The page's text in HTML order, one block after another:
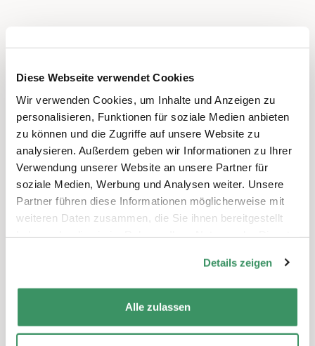
Diese Webseite verwendet Cookies
Wir verwenden Cookies, um Inhalte und Anzeigen zu
personalisieren, Funktionen für soziale Medien anbieten
zu können und die Zugriffe auf unsere Website zu
analysieren. Außerdem geben wir Informationen zu Ihrer
Verwendung unserer Website an unsere Partner für
soziale Medien, Werbung und Analysen weiter. Unsere
Partner führen diese Informationen möglicherweise mit
weiteren Daten zusammen, die Sie ihnen bereitgestellt
Details zeigen
Alle zulassen